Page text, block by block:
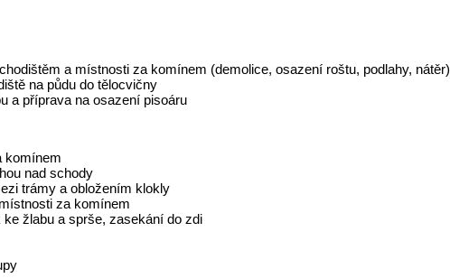
a místnosti za komínem (demolice, osazení roštu, podlahy, nátěr)
na půdu do tělocvičny
a příprava na osazení pisoáru
komínem
nad schody
trámy a obložením klokly
za komínem
žlabu a sprše, zasekání do zdi